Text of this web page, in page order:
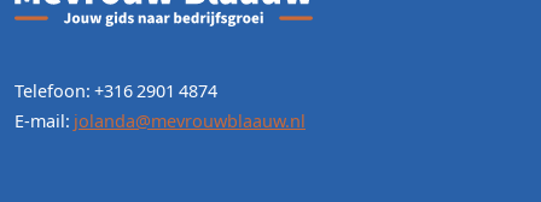
Telefoon: +316 2901 4874
E-mail: jolanda@mevrouwblaauw.nl